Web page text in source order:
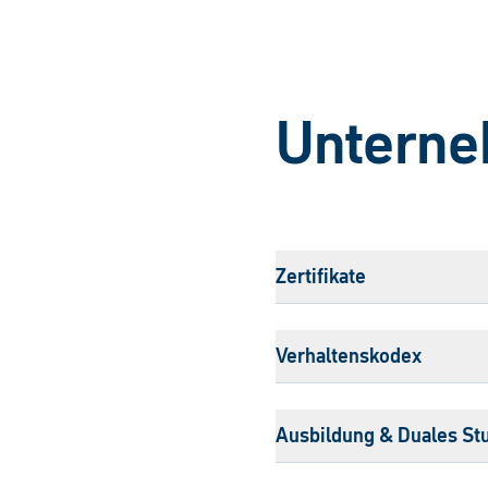
Zertifikate
Verhaltenskodex
Ausbildung & Duales